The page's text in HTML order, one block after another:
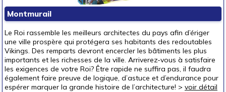
Montmurail
Le Roi rassemble les meilleurs architectes du pays afin d’ériger
une ville prospère qui protégera ses habitants des redoutables
Vikings. Des remparts devront encercler les bâtiments les plus
importants et les richesses de la ville. Arriverez-vous à satisfaire
les exigences de votre Roi? Être rapide ne suffira pas, il faudra
également faire preuve de logique, d’astuce et d’endurance pour
espérer marquer la grande histoire de l’architecture! > voir détail